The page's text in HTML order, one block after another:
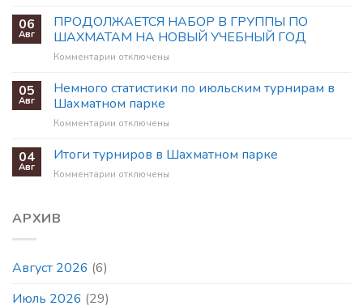
ПЕРВЕНСТВА
КОСТРОМСКОЙ
ОБЛАСТИ
ПО
ШАХМАТАМ
СРЕДИ
ВЕТЕРАНОВ
06
Авг
ПРОДОЛЖАЕТСЯ НАБОР В ГРУППЫ ПО
ШАХМАТАМ НА НОВЫЙ УЧЕБНЫЙ ГОД
Комментарии к
ПРОДОЛЖАЕТСЯ
В
ГРУППЫ
ШАХМАТАМ
НОВЫЙ
отключены
05
Авг
Немного статистики по июльским турнирам в
Шахматном парке
Комментарии к
Немного
статистики
по
отключены
04
Авг
Итоги турниров в Шахматном парке
Комментарии котключены
АРХИВ
Август 2026 (6)
Июль 2026 (29)